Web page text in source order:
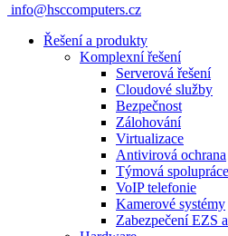
info@hsccomputers.cz
Řešení a produkty
Komplexní řešení
Serverová řešení
Cloudové služby
Bezpečnost
Zálohování
Virtualizace
Antivirová ochrana
Týmová spolupráce
VoIP telefonie
Kamerové systémy
Zabezpečení EZS